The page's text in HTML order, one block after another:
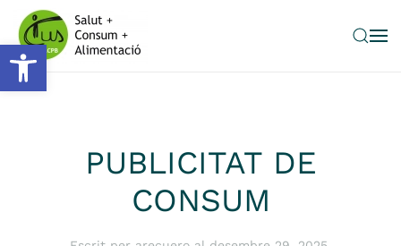
Obre la barra d'eines
Skip to main content
PUBLICITAT DE
CONSUM